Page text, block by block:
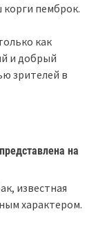
пемброк.
как
и добрый
зрителей в
на
известная
характером.